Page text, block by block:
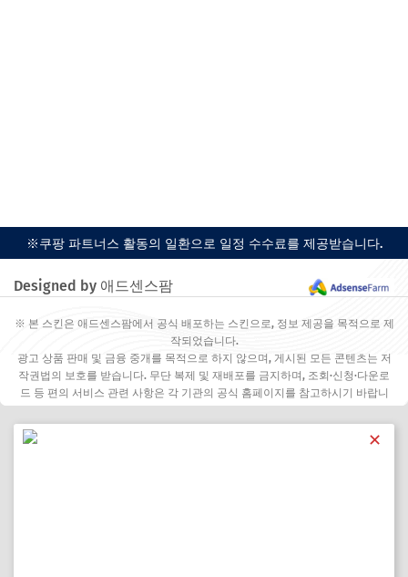
※쿠팡 파트너스 활동의 일환으로 일정 수수료를 제공받습니다.
Designed by 애드센스팜
※ 본 스킨은 애드센스팜에서 공식 배포하는 스킨으로, 정보 제공을 목적으로 제
작되었습니다.
광고 상품 판매 및 금융 중개를 목적으로 하지 않으며, 게시된 모든 콘텐츠는 저
작권법의 보호를 받습니다. 무단 복제 및 재배포를 금지하며, 조회·신청·다운로
드 등 편의 서비스 관련 사항은 각 기관의 공식 홈페이지를 참고하시기 바랍니
✕